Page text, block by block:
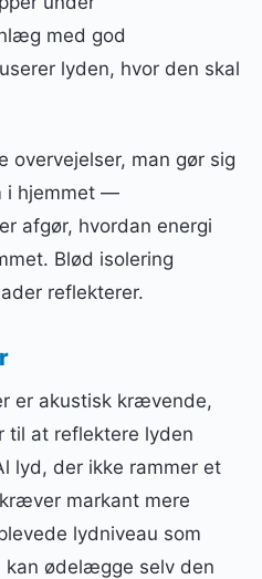
med god
lyden, hvor den skal
overvejelser, man gør sig
i hjemmet —
afgør, hvordan energi
Blød isolering
reflekterer.
er akustisk krævende,
at reflektere lyden
lyd, der ikke rammer et
markant mere
lydniveau som
ødelægge selv den